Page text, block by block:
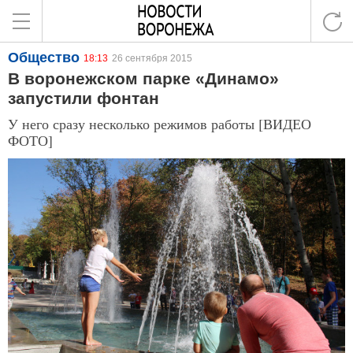
Общество 18:13 26 сентября 2015
В воронежском парке «Динамо»
запустили фонтан
У него сразу несколько режимов работы [ВИДЕО
ФОТО]